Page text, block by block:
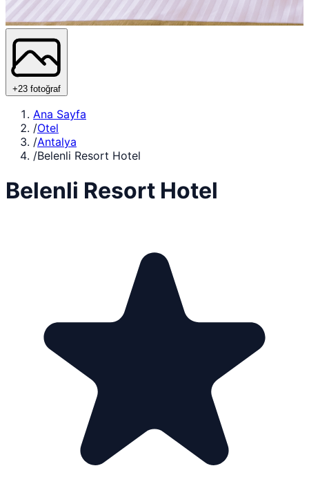
+23 fotoğraf
Ana Sayfa
/Otel
/Antalya
/Belenli Resort Hotel
Belenli Resort Hotel